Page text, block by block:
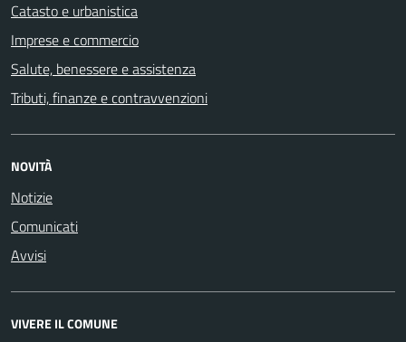
Catasto e urbanistica
Imprese e commercio
Salute, benessere e assistenza
Tributi, finanze e contravvenzioni
NOVITÀ
Notizie
Comunicati
Avvisi
VIVERE IL COMUNE